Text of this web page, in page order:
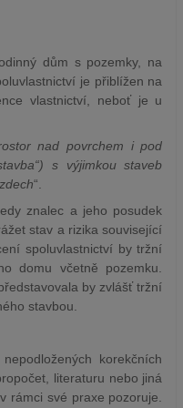
dům s pozemky, na
je přiblížen na
vlastnictví, neboť je u
nad povrchem i pod
s výjimkou staveb
“.
znalec a jeho posudek
stav a rizika související
spoluvlastnictví by tržní
domu včetně pozemku.
by zvlášť tržní
stavbou.
korekčních
literaturu nebo jiná
rámci své praxe pozoruje.